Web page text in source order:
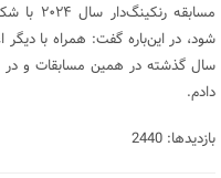
مسابقه
شود، در این‌باره گفت: همراه با
سال گذشته در همین مسابقات و در
دادم.
بازدیدها: 2440